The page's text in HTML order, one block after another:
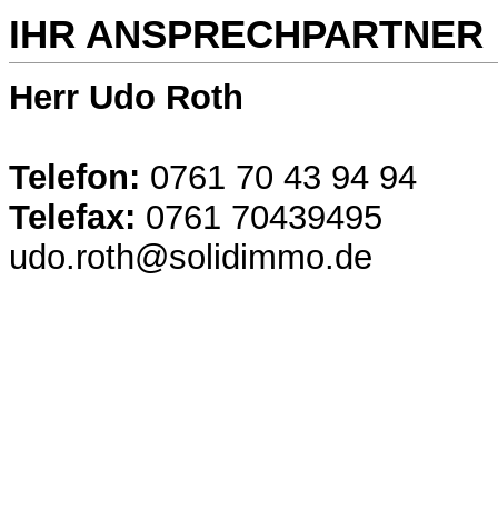
IHR ANSPRECHPARTNER
Herr Udo Roth
Telefon: 0761 70 43 94 94
Telefax: 0761 70439495
udo.roth@solidimmo.de